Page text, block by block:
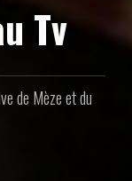
Tv
de Mèze et du